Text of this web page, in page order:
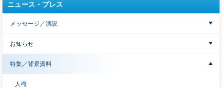
ニュース・プレス
メッセージ／演説
お知らせ
特集／背景資料
人権